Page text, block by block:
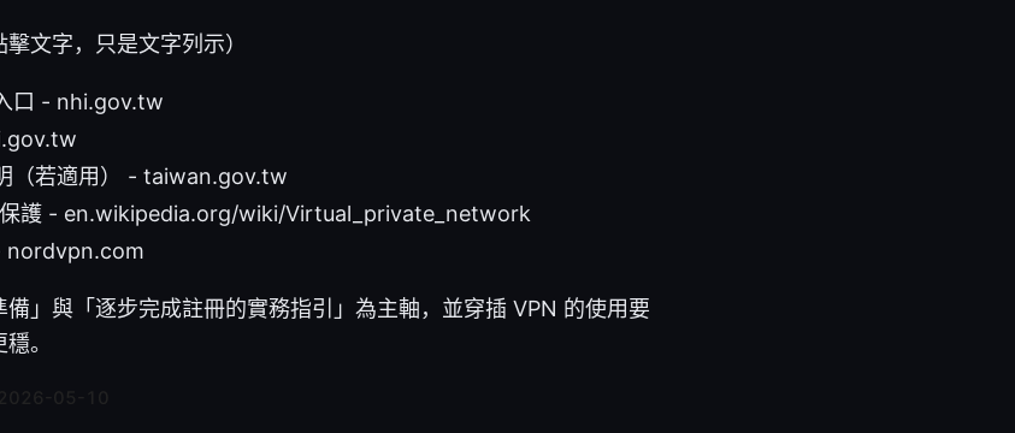
文字，只是文字列示）
口 - nhi.gov.tw
（若適用） - taiwan.gov.tw
保護 - en.wikipedia.org/wiki/Virtual_private_network
nordvpn.com
」與「逐步完成註冊的實務指引」為主軸，並穿插 VPN 的使用要
。